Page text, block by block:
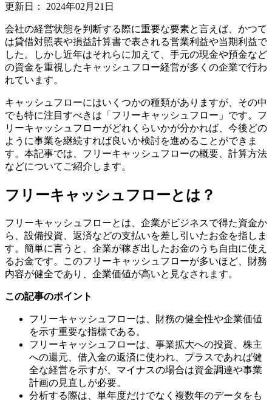
更新日： 2024年02月21日
会社の経営状態を判断する際に重要な要素と言えば、かつて
は貸借対照表や損益計算書で表される営業利益や当期利益で
した。しかし近年はそれらに加えて、手元の現金や預金など
の資金を重視したキャッシュフロー経営が多くの企業で行わ
れています。
キャッシュフローにはいくつかの種類がありますが、その中
でも特に注目すべきは「フリーキャッシュフロー」です。フ
リーキャッシュフローがどれくらいかが分かれば、今後どの
ように事業を継続すれば良いか検討を進めることができま
す。本記事では、フリーキャッシュフローの概要、計算方法
などについてご紹介します。
フリーキャッシュフローとは？
フリーキャッシュフローとは、企業がビジネスで得た資金か
ら、設備投資、返済などの支払いを差し引いたお金を指しま
す。簡単に言うと、企業が稼ぎ出したお金のうち自由に使え
るお金です。このフリーキャッシュフローが多いほど、財務
内容が健全であり、企業価値が高いと見なされます。
この記事のポイント
フリーキャッシュフローは、財務の健全性や企業価値
を示す重要な指標である。
フリーキャッシュフローは、事業拡大への投資、株主
への還元、借入金の返済に使われ、プラスであれば健
全な経営を示すが、マイナスの場合は資金調達や事業
計画の見直しが必要。
分析する際は、単年度だけでなく複数年のデータをも